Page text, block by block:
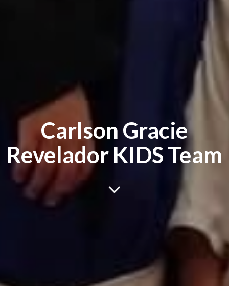
Carlson Gracie
Revelador KIDS Team